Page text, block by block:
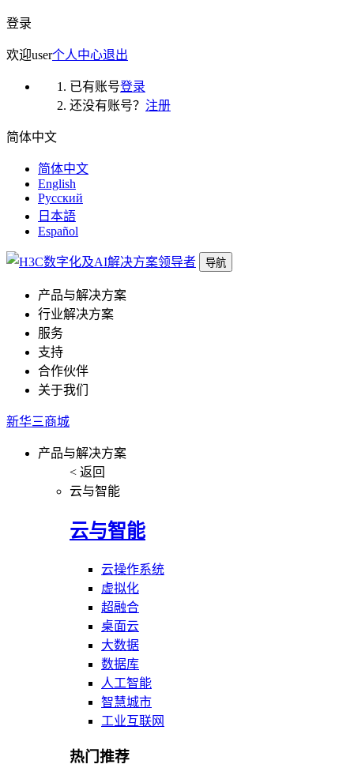
登录
欢迎user个人中心退出
已有账号登录
还没有账号？ 注册
简体中文
简体中文
English
Русский
日本語
Español
导航
产品与解决方案
行业解决方案
服务
支持
合作伙伴
关于我们
新华三商城
产品与解决方案
< 返回
云与智能
云与智能
云操作系统
虚拟化
超融合
桌面云
大数据
数据库
人工智能
智慧城市
工业互联网
热门推荐